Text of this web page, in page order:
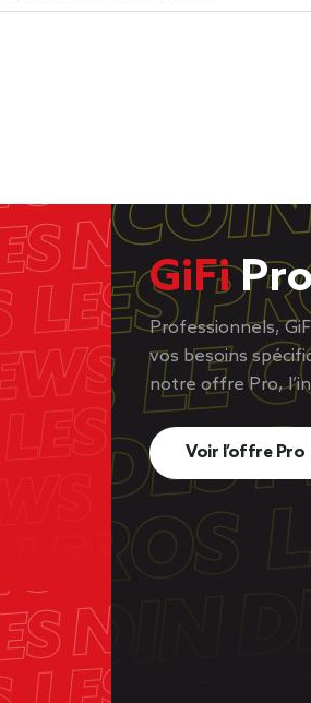
GiFi
Professionnels,
vos besoins
notre offre Pro,
Voir l’offre Pro